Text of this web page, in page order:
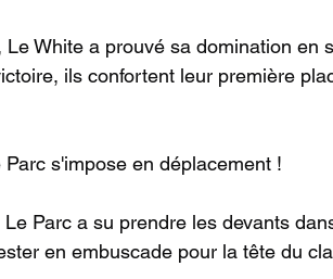
White a prouvé sa domination en
ils confortent leur première
s'impose en déplacement !
Parc a su prendre les devants
en embuscade pour la tête du